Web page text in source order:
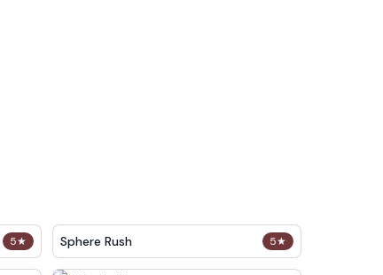
5★ 5★
Sphere Rush